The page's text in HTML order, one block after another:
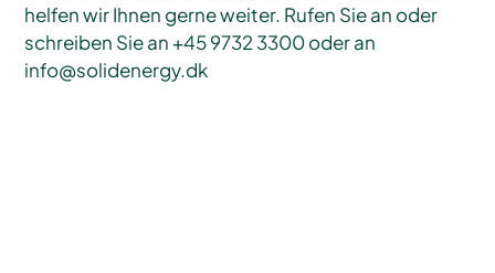
helfen wir Ihnen gerne weiter. Rufen Sie an oder
schreiben Sie an +45 9732 3300 oder an
info@solidenergy.dk